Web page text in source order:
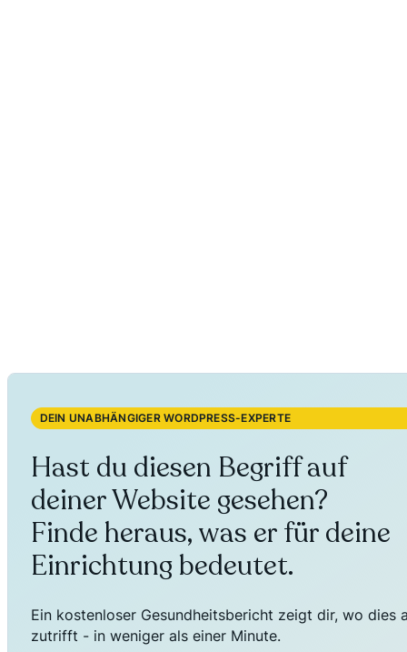
DEIN UNABHÄNGIGER WORDPRESS-EXPERTE
Hast du diesen Begriff auf
deiner Website gesehen?
Finde heraus, was er für deine
Einrichtung bedeutet.
Ein kostenloser Gesundheitsbericht zeigt dir, wo dies
zutrifft - in weniger als einer Minute.